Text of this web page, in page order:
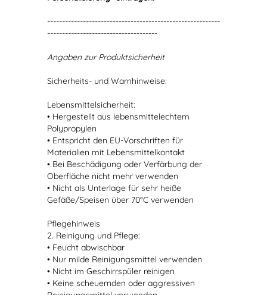
----------------------------------------------------------
-------------------------------------
Angaben zur Produktsicherheit
Sicherheits- und Warnhinweise:
Lebensmittelsicherheit:
• Hergestellt aus lebensmittelechtem
Polypropylen
• Entspricht den EU-Vorschriften für
Materialien mit Lebensmittelkontakt
• Bei Beschädigung oder Verfärbung der
Oberfläche nicht mehr verwenden
• Nicht als Unterlage für sehr heiße
Gefäße/Speisen über 70°C verwenden
Pflegehinweis
2. Reinigung und Pflege:
• Feucht abwischbar
• Nur milde Reinigungsmittel verwenden
• Nicht im Geschirrspüler reinigen
• Keine scheuernden oder aggressiven